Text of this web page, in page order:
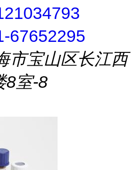
67652295
市宝山区长江西
8室-8